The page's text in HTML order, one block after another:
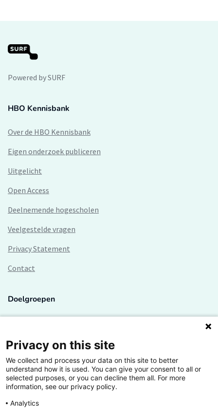
Powered by SURF
HBO Kennisbank
Over de HBO Kennisbank
Eigen onderzoek publiceren
Uitgelicht
Open Access
Deelnemende hogescholen
Veelgestelde vragen
Privacy Statement
Contact
Doelgroepen
Lectoren en onderzoekers
Bedrijven
Hogescholen
Privacy on this site
We collect and process your data on this site to better
understand how it is used. You can give your consent to all or
selected purposes, or you can decline them all. For more
information, see our privacy policy.
Analytics